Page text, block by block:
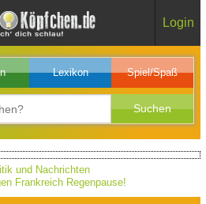
Login
Lexikon Spiel/Spaß
und Nachrichten
Frankreich Regenpause!